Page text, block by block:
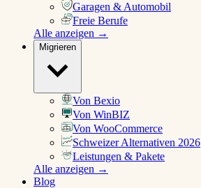
Garagen & Automobil
Freie Berufe
Alle anzeigen →
Migrieren
Von Bexio
Von WinBIZ
Von WooCommerce
Schweizer Alternativen 2026
Leistungen & Pakete
Alle anzeigen →
Blog